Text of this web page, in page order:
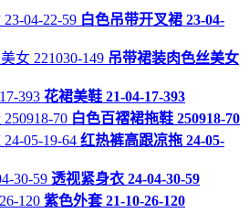
白色吊带开叉裙 23-04-
吊带裙装肉色丝美女
花裙美鞋 21-04-17-393
白色百褶裙拖鞋 250918-70
红热裤高跟凉拖 24-05-
透视紧身衣 24-04-30-59
紫色外套 21-10-26-120